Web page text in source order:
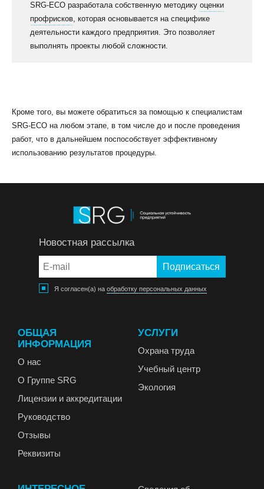
SRG-ECO разработала собственную методику оценки
профрисков, которая основывается на специфике
деятельности каждого предприятия. Это позволяет
выполнять проекты любой сложности.
Кроме того, вы можете обратиться за помощью к специалистам
SRG-ECO на любом этапе, в том числе до и после проведения
работ, что в дальнейшем поспособствует эффективному
использованию результатов процедуры.
Новостная рассылка
Я согласен(а) на обработку персональных данных
ОБЩАЯ
ИНФОРМАЦИЯ
О нас
О Группе SRG
Лицензии и аккредитации
Руководство
Отзывы
Реквизиты
УСЛУГИ
Охрана труда
Учебный центр
Экология